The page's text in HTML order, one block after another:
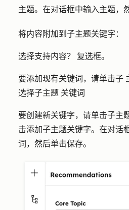
主题。在对话框中输入主题，
将内容附加到子主题关键字：
选择支持内容？ 复选框。
要添加现有关键词，请单击子
选择子主题 关键词
要创建新关键字，请单击子主
击添加子主题关键字。在对话
词 ，然后单击保存。